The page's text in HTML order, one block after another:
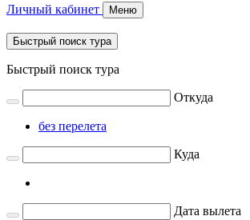
Личный кабинет Меню
Быстрый поиск тура
Быстрый поиск тура
Откуда
без перелета
Куда
Дата вылета